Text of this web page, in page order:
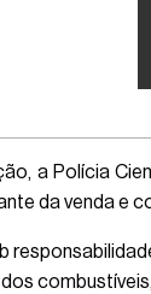
a Polícia
da venda e